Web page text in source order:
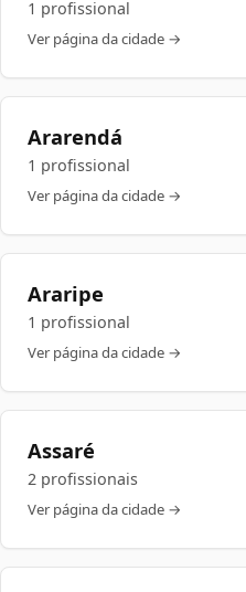
1 profissional
Ver página da cidade →
Ararendá
1 profissional
Ver página da cidade →
Araripe
1 profissional
Ver página da cidade →
Assaré
2 profissionais
Ver página da cidade →